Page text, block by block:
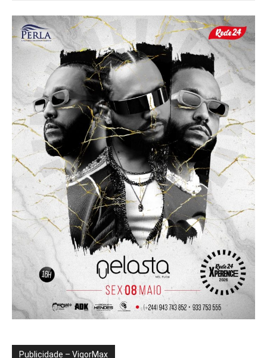
Publicidade – VigorMax